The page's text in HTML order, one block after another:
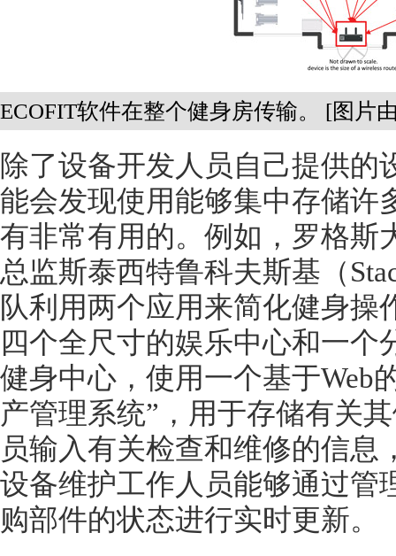
ECOFIT软件在整个健身房传输。 [图片
除了设备开发人员自己提供的
能会发现使用能够集中存储许
有非常有用的。例如，罗格斯
总监斯泰西特鲁科夫斯基（
队利用两个应用来简化健身操
四个全尺寸的娱乐中心和一个
健身中心，使用一个基于Web
产管理系统”，用于存储有关
员输入有关检查和维修的信息
设备维护工作人员能够通过管
购部件的状态进行实时更新。